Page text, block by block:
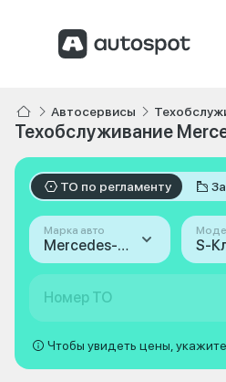
Автосервисы
Техобслуживание
ТО по регламенту
Марка авто
Mercedes-Benz S-
Номер ТО
Чтобы увидеть цены,